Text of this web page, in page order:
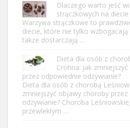
Dlaczego warto jeść
strączkowych na diecie
Warzywa strączkowe to
diecie, które nie tylko
także dostarczają …
Dieta dla osób z
Crohna: Jak
przez odpowiednie odżywianie?
Dieta dla osób z chorobą
zmniejszyć objawy choroby przez
odżywianie? Choroba
przewlekłym …